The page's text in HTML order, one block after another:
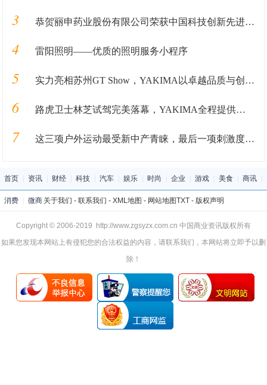
3 恭贺丽申药业股份有限公司荣获中国科技创新先进单位
4 雷阳照明——优质的照明服务小程序
5 实力亮相苏州GT Show，YAKIMA以卓越品质与创新体验打造户外生活新范式
6 路虎卫士林芝试驾完美落幕，YAKIMA全程提供运载解决方案及技术
7 这三项户外运动最受新中产青睐，最后一项刺激度满分
首页 资讯 财经 科技 汽车 娱乐 时尚 企业 游戏 美食 商讯
消费 微商 关于我们 - 联系我们 - XML地图 - 网站地图TXT- 版权声明
Copyright © 2006-2019 http://www.zgsyzx.com.cn 中国商业资讯版权所有
如果您发现本网站上有侵犯您的合法权益的内容，请联系我们，本网站将立即予以删
除！